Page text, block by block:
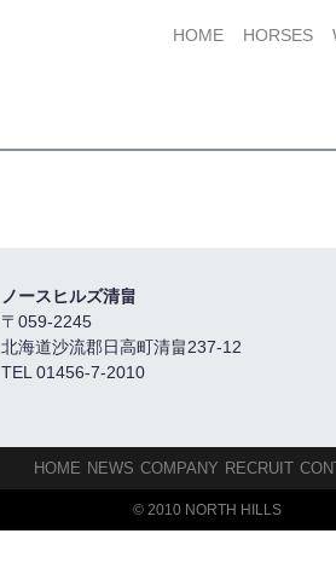
HOME
HORSES
ノースヒルズ清畠
〒059-2245
北海道沙流郡日高町清畠237-12
TEL 01456-7-2010
HOME NEWS COMPANY RECRUIT
© 2010 NORTH HILLS